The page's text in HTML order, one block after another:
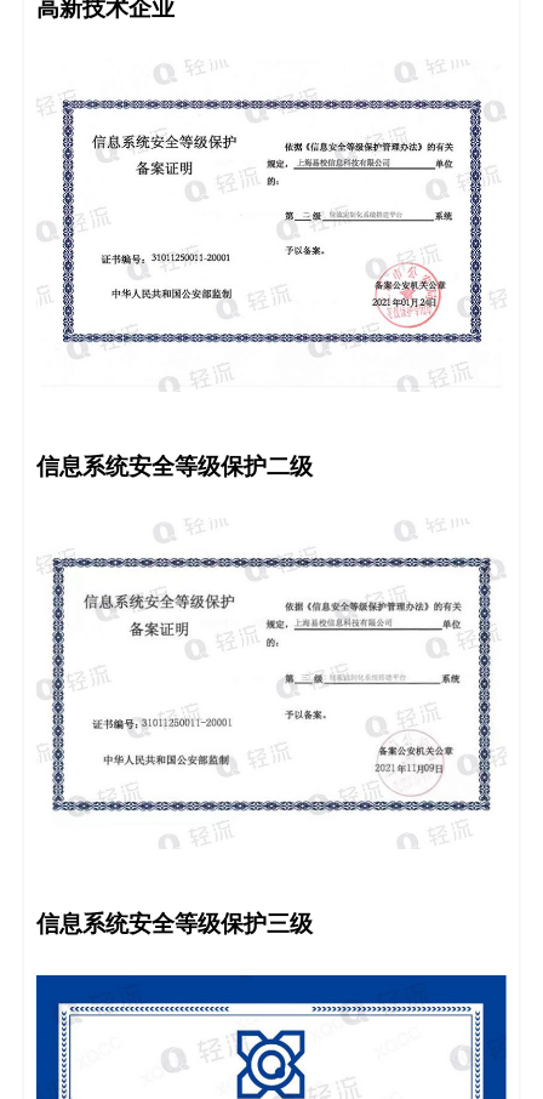
高新技术企业
信息系统安全等级保护二级
信息系统安全等级保护三级